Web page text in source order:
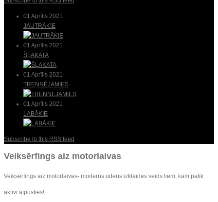
01 Aprīlis 2021
JAUTRĀKIE
01 Aprīlis 2021
ŠĻAKATA
01 Aprīlis 2021
TRENNĒJAMIES
01 Aprīlis 2021
LABĀKIE
Subscribe to this RSS feed
Veiksērfings aiz motorlaivas
Veiksērfings aiz motorlaivas- moderns ūdens izklaides veids tiem, kam patīk
aktīvi atpūsties!